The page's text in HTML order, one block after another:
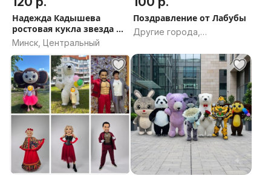
Надежда Кадышева
ростовая кукла звезда на
праздник
Минск, Центральный
Поздравление от Лабубы
Другие города,